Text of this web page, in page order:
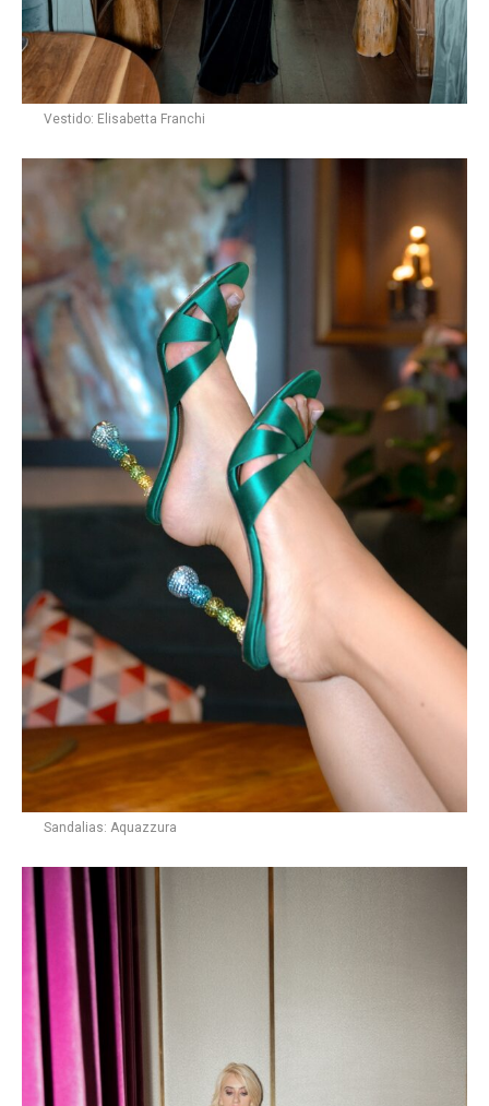
Vestido: Elisabetta Franchi
Sandalias: Aquazzura